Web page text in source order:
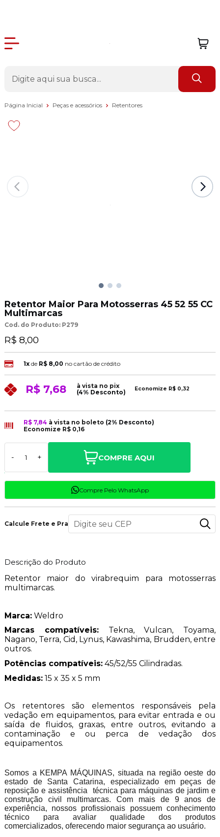
Página Inicial Peças e acessórios Retentores
Retentor Maior Para Motosserras 45 52 55 CC
Multimarcas
Cod. do Produto: P279
R$ 8,00
1xde R$ 8,00 no cartão de crédito
R$ 7,68
à vista no pix
(4% Desconto)
Economize R$ 0,32
R$ 7,84 à vista no boleto (2% Desconto)
Economize R$ 0,16
- + COMPRE AQUI
Compre Pelo WhatsApp
Calcule Frete e Prazo
Descrição do Produto
Retentor maior do virabrequim para motosserras
multimarcas.
Marca:Weldro
Marcas compatíveis:Tekna, Vulcan, Toyama,
Nagano, Terra, Cid, Lynus, Kawashima, Brudden, entre
outros.
Potências compatíveis:45/52/55 Cilindradas.
Medidas:15 x 35 x 5 mm
Os retentores são elementos responsáveis pela
vedação em equipamentos, para evitar entrada e ou
saída de fluidos, graxas, entre outros, evitando a
contaminação e ou perca de vedação dos
equipamentos.
Somos a KEMPA MÁQUINAS, situada na região oeste do
estado de Santa Catarina, especializado em peças de
reposição e assistência técnica para máquinas de jardim e
construção civil multimarcas. Com mais de 9 anos de
experiência, nossos profissionais possuem conhecimento
técnico para avaliar qualidade dos produtos
comercializados, oferecendo maior segurança ao usuário.